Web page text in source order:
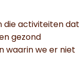
die activiteiten dat
gezond
waarin we er niet